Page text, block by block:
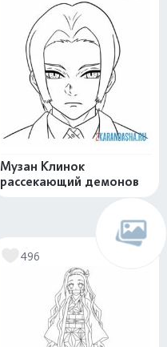
Музан Клинок
рассекающий демонов
496